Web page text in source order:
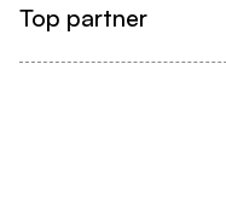
Top partner